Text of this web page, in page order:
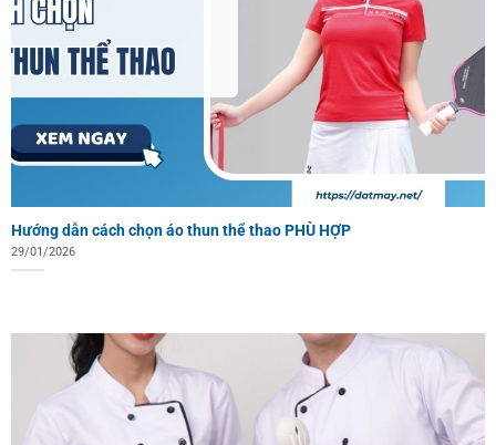
Hướng dẫn cách chọn áo thun thể thao PHÙ HỢP
29/01/2026